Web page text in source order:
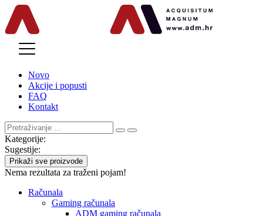
Novo
Akcije i popusti
FAQ
Kontakt
Kategorije:
Sugestije:
Prikaži sve proizvode
Nema rezultata za traženi pojam!
Računala
Gaming računala
ADM gaming računala